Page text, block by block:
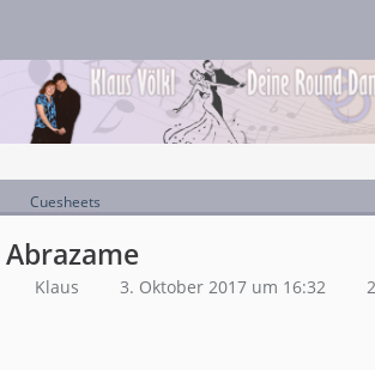
Cuesheets
Abrazame
Klaus 3. Oktober 2017 um 16:32